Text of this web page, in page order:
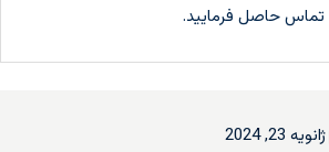
تماس حاصل فرمایید.
ژانویه 23, 2024